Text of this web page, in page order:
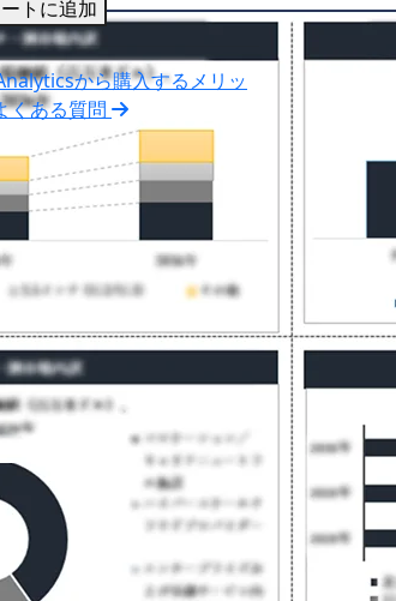
トに追加
から購入するメリッ
くある質問